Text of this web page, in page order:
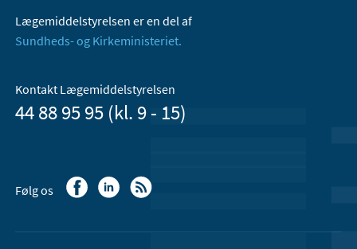
Lægemiddelstyrelsen er en del af
Sundheds- og Kirkeministeriet.
Kontakt Lægemiddelstyrelsen
44 88 95 95 (kl. 9 - 15)
Følg os